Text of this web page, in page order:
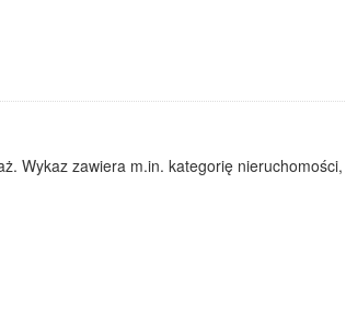
Wykaz zawiera m.in. kategorię